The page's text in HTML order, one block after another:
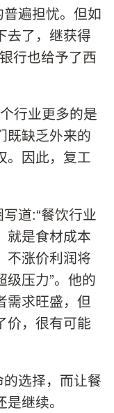
遍担忧。但如
去了，继获得
行也给予了西
行业更多的是
既缺乏外来的
。因此，复工
道:“餐饮行业
就是食材成本
不涨价利润将
压力”。他的
需求旺盛，但
价，很有可能
选择，而让餐
继续。